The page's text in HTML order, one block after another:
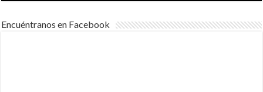
Encuéntranos en Facebook